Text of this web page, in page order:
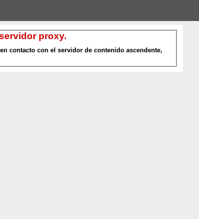
proxy.
contacto con el servidor de contenido ascendente,